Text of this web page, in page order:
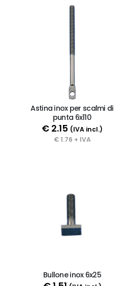
Astina inox per scalmi di
punta 6x110
€ 2.15 (IVA incl.)
€ 1.76 + IVA
Bullone inox 6x25